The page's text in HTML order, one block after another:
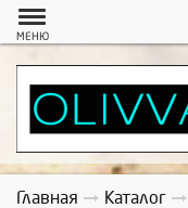
МЕНЮ
Главная Каталог